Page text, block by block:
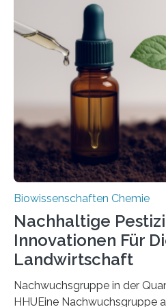
Region Kachin in Myanmar
ausgezeichnetem Zustand
Art einer neuen Gattung
nun den Namen
fossile Nachweis einer
stellt gleichzeitig den ersten
Mückenlarve aus dem
Biowissenschaften Chemie
Nachhaltige
Innovationen Für
Landwirtschaft
Nachwuchsgruppe in der
HHUEine Nachwuchsgruppe